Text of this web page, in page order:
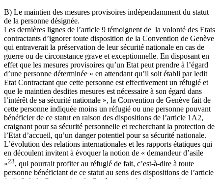
B) Le maintien des mesures provisoires indépendamment du statut
de la personne désignée.
Les dernières lignes de l’article 9 témoignent de la volonté des Etats
contractants d’ignorer toute disposition de la Convention de Genève
qui entraverait la préservation de leur sécurité nationale en cas de
guerre ou de circonstance grave et exceptionnelle. En disposant en
effet que les mesures provisoires qu’un Etat peut prendre à l’égard
d’une personne déterminée « en attendant qu’il soit établi par ledit
Etat Contractant que cette personne est effectivement un réfugié et
que le maintien desdites mesures est nécessaire à son égard dans
l’intérêt de sa sécurité nationale », la Convention de Genève fait de
cette personne indiquée moins un réfugié ou une personne pouvant
bénéficier de ce statut en raison des dispositions de l’article 1A2,
craignant pour sa sécurité personnelle et recherchant la protection de
l’Etat d’accueil, qu’un danger potentiel pour sa sécurité nationale.
L’évolution des relations internationales et les rapports étatiques qui
en découlent invitent à évoquer la notion de « demandeur d’asile
»23, qui pourrait profiter au réfugié de fait, c’est-à-dire à toute
personne bénéficiant de ce statut au sens des dispositions de l’article